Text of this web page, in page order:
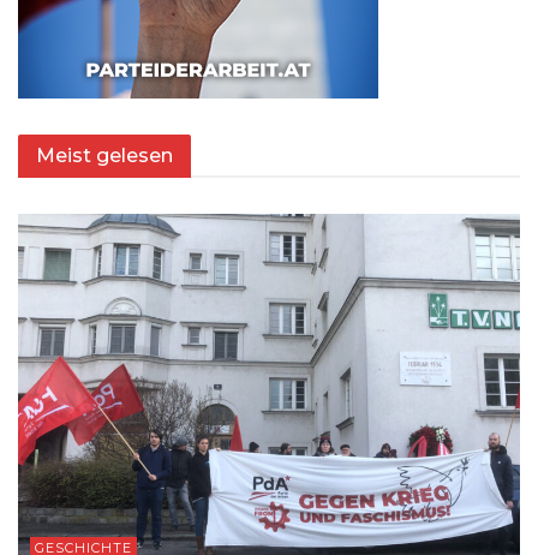
Meist gelesen
GESCHICHTE